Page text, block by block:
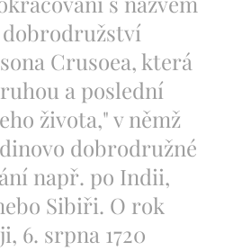
dobrodružství
Crusoea, která
a poslední
života," v němž
dobrodružné
např. po Indii,
Sibiři. O rok
6. srpna 1720